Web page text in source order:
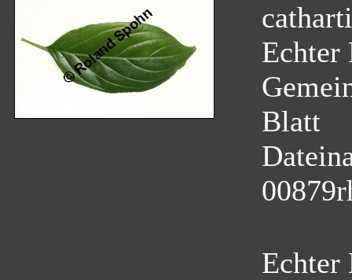
Echter
Blatt
Echter